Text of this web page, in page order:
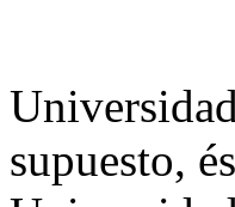
supuesto,